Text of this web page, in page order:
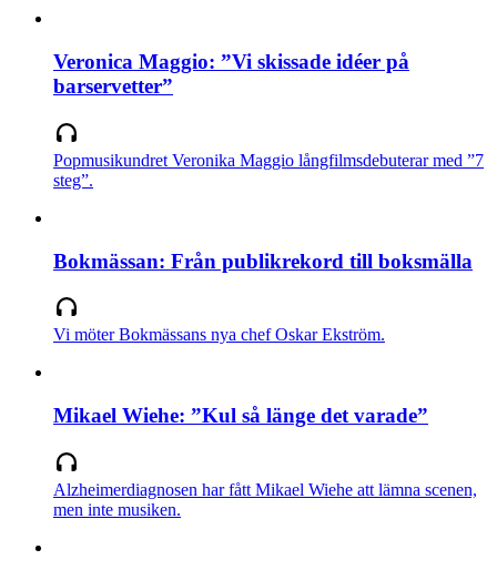
Veronica Maggio: ”Vi skissade idéer på
barservetter”
Popmusikundret Veronika Maggio långfilmsdebuterar med ”7
steg”.
Bokmässan: Från publikrekord till boksmälla
Vi möter Bokmässans nya chef Oskar Ekström.
Mikael Wiehe: ”Kul så länge det varade”
Alzheimerdiagnosen har fått Mikael Wiehe att lämna scenen,
men inte musiken.